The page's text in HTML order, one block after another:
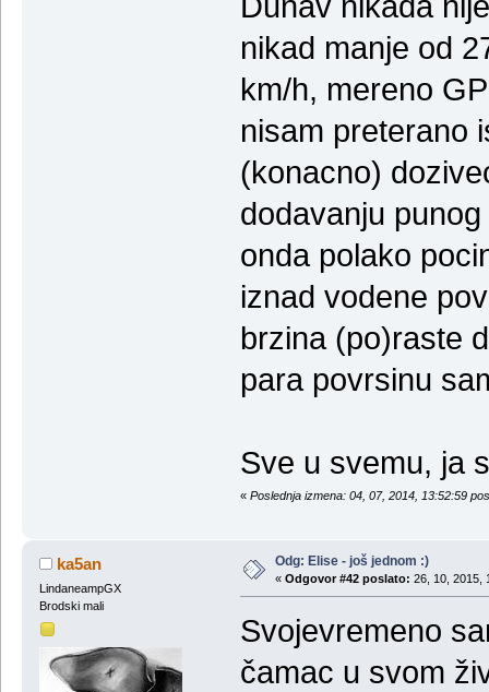
nikad manje od
km/h, mereno
nisam preterano
(konacno)
dodavanju
onda polako
iznad vodene
brzina (po)raste
para povrsinu
Sve u svemu, ja
« Poslednja izmena: 04, 07, 2014, 13:52:59
ka5an
LindaneampGX
Brodski mali
Odg: Elise - još jednom :)
« Odgovor #42 poslato: 26, 10, 2015,
Svojevremeno
čamac u svom